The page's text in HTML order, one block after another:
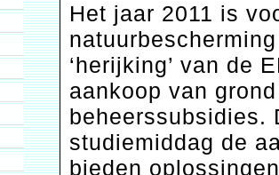
Het jaar 2011 is
‘herijking’ van de
aankoop van
beheerssubsidies.
studiemiddag de
bieden